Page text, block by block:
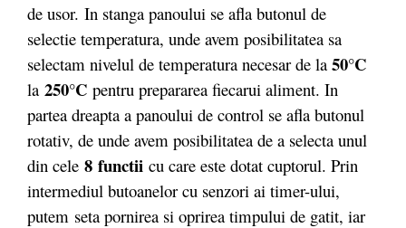
de usor. In stanga panoului se afla butonul de
selectie temperatura, unde avem posibilitatea sa
selectam nivelul de temperatura necesar de la 50°C
la 250°C pentru prepararea fiecarui aliment. In
partea dreapta a panoului de control se afla butonul
rotativ, de unde avem posibilitatea de a selecta unul
din cele 8 functii cu care este dotat cuptorul. Prin
intermediul butoanelor cu senzori ai timer-ului,
putem seta pornirea si oprirea timpului de gatit, iar